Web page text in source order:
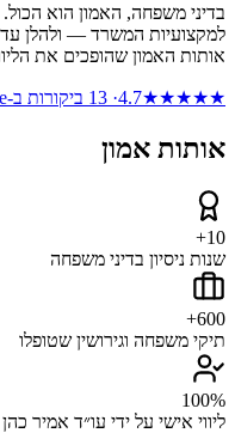
בדיני משפחה, האמון הוא
למקצועיות המשרד — ולהלן
אותות האמון שהופכים את
★★★★★
4.7
·
13 ביקורות ב-Google
אותות אמון
10+
שנות ניסיון בדיני משפחה
600+
תיקי משפחה וגירושין שטופלו
100%
ליווי אישי על ידי עו״ד אמיר כהן